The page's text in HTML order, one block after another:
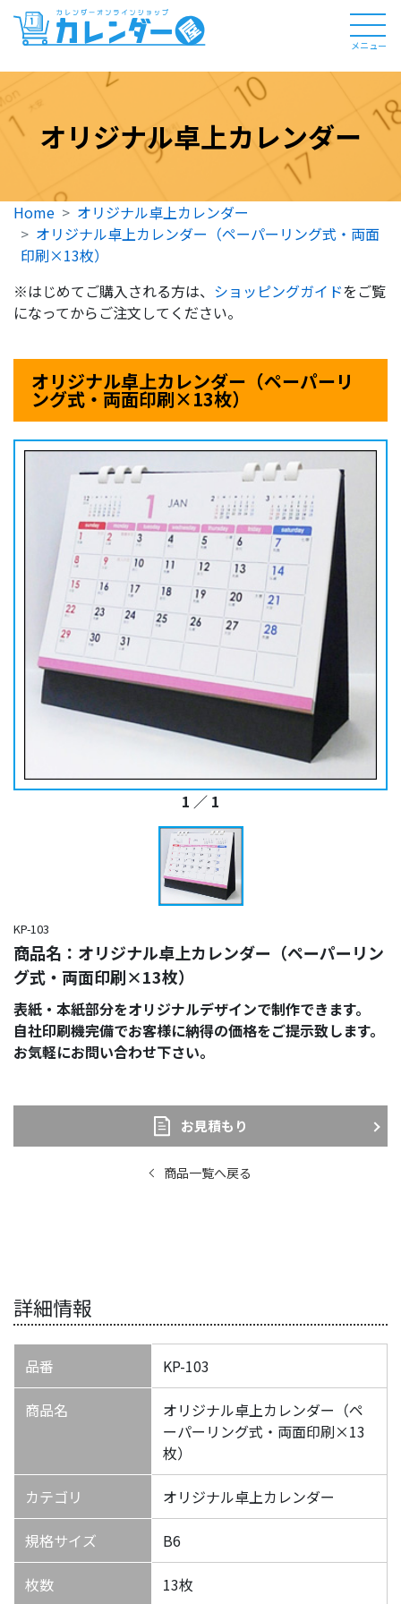
メニュー
オリジナル卓上カレンダー
Home
オリジナル卓上カレンダー
オリジナル卓上カレンダー（ペーパーリング式・両面
印刷×13枚）
※はじめてご購入される方は、 ショッピングガイドをご覧
になってからご注文してください。
オリジナル卓上カレンダー（ペーパーリ
ング式・両面印刷×13枚）
1 ／ 1
KP-103
商品名：オリジナル卓上カレンダー（ペーパーリン
グ式・両面印刷×13枚）
表紙・本紙部分をオリジナルデザインで制作できます。
自社印刷機完備でお客様に納得の価格をご提示致します。
お気軽にお問い合わせ下さい。
お見積もり
商品一覧へ戻る
詳細情報
品番 KP-103
商品名
オリジナル卓上カレンダー（ペ
ーパーリング式・両面印刷×13
枚）
カテゴリ オリジナル卓上カレンダー
規格サイズ B6
枚数 13枚